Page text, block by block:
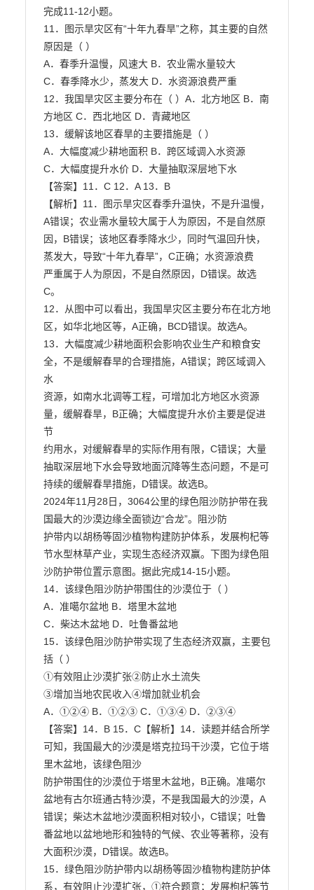
完成11-12小题。
11．图示旱灾区有“十年九春旱”之称，其主要的自然
原因是（ ）
A．春季升温慢，风速大 B．农业需水量较大
C．春季降水少，蒸发大 D．水资源浪费严重
12．我国旱灾区主要分布在（ ）A．北方地区 B．南
方地区 C．西北地区 D．青藏地区
13．缓解该地区春旱的主要措施是（ ）
A．大幅度减少耕地面积 B．跨区域调入水资源
C．大幅度提升水价 D．大量抽取深层地下水
【答案】11．C 12．A 13．B
【解析】11．图示旱灾区春季升温快，不是升温慢，
A错误；农业需水量较大属于人为原因，不是自然原
因，B错误；该地区春季降水少，同时气温回升快，
蒸发大，导致“十年九春旱”，C正确；水资源浪费
严重属于人为原因，不是自然原因，D错误。故选
C。
12．从图中可以看出，我国旱灾区主要分布在北方地
区，如华北地区等，A正确，BCD错误。故选A。
13．大幅度减少耕地面积会影响农业生产和粮食安
全，不是缓解春旱的合理措施，A错误；跨区域调入
水
资源，如南水北调等工程，可增加北方地区水资源
量，缓解春旱，B正确；大幅度提升水价主要是促进
节
约用水，对缓解春旱的实际作用有限，C错误；大量
抽取深层地下水会导致地面沉降等生态问题，不是可
持续的缓解春旱措施，D错误。故选B。
2024年11月28日，3064公里的绿色阻沙防护带在我
国最大的沙漠边缘全面锁边“合龙”。阻沙防
护带内以胡杨等固沙植物构建防护体系，发展枸杞等
节水型林草产业，实现生态经济双赢。下图为绿色阻
沙防护带位置示意图。据此完成14-15小题。
14．该绿色阻沙防护带围住的沙漠位于（ ）
A．准噶尔盆地 B．塔里木盆地
C．柴达木盆地 D．吐鲁番盆地
15．该绿色阻沙防护带实现了生态经济双赢，主要包
括（ ）
①有效阻止沙漠扩张②防止水土流失
③增加当地农民收入④增加就业机会
A．①②④ B．①②③ C．①③④ D．②③④
【答案】14．B 15．C【解析】14．读题并结合所学
可知，我国最大的沙漠是塔克拉玛干沙漠，它位于塔
里木盆地，该绿色阻沙
防护带围住的沙漠位于塔里木盆地，B正确。准噶尔
盆地有古尔班通古特沙漠，不是我国最大的沙漠，A
错误；柴达木盆地沙漠面积相对较小，C错误；吐鲁
番盆地以盆地地形和独特的气候、农业等著称，没有
大面积沙漠，D错误。故选B。
15．绿色阻沙防护带内以胡杨等固沙植物构建防护体
系，有效阻止沙漠扩张，①符合题意；发展枸杞等节